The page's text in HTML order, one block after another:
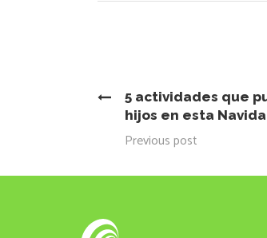
5 actividades que
hijos en esta
Previous post